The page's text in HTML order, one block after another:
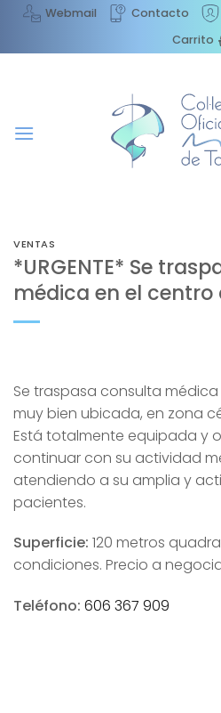
Saltar
contenido
Webmail Contacto
Carrito
VENTAS
*URGENTE* Se
médica en el centro
Se traspasa consulta
muy bien ubicada, en zona
Está totalmente equipada y
continuar con su actividad
atendiendo a su amplia y
pacientes.
Superficie: 120 metros
condiciones. Precio a
Teléfono: 606 367 909